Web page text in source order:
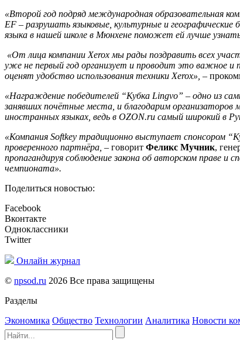
«Второй год подряд международная образовательная
EF – разрушать языковые, культурные и
языка в нашей школе в Мюнхене поможет eй лучше
«От лица компании Xerox мы рады поздравить всех
уже не первый год организует и проводит это важное и
оценят удобство использования техники Xerox», –
«Награждение победителей “Кубка Lingvo” – одно из
занявших почётные места, и благодарим
иностранных языках, ведь в OZON.ru самый широкий в
«Компания Softkey традиционно выступает спонсором
проверенного партнёра, – говорит Феликс Мучник,
пропагандируя соблюдениезакона обавторском праве и
чемпионата».
Поделиться новостью:
Facebook
Вконтакте
Одноклассники
Twitter
Онлайн журнал
© npsod.ru 2026 Все права защищены
Разделы
Экономика Общество Технологии Аналитика Новости